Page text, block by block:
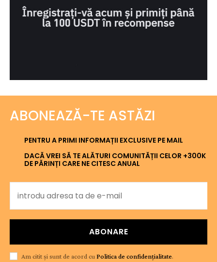
ABONEAZĂ-TE ASTĂZI
PENTRU A PRIMI INFORMAȚII EXCLUSIVE PE MAIL
DACĂ VREI SĂ TE ALĂTURI COMUNITĂȚII CELOR +300K
DE PĂRINȚI CARE NE CITESC ANUAL
ABONARE
Am citit și sunt de acord cu Politica de confidențialitate.